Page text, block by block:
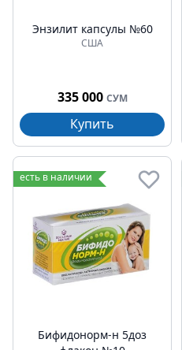
Энзилит капсулы №60
США
335 000 СУМ
Купить
есть в наличии
Бифидонорм-н 5доз